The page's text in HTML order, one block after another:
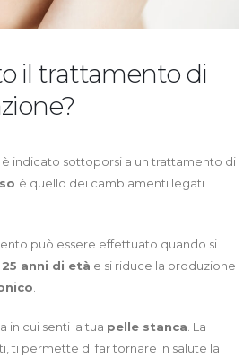
il trattamento di
è indicato sottoporsi a un trattamento di
è quello dei cambiamenti legati
può essere effettuato quando si
25 anni di età e si riduce la produzione
.
in cui senti la tua pelle stanca. La
ti permette di far tornare in salute la